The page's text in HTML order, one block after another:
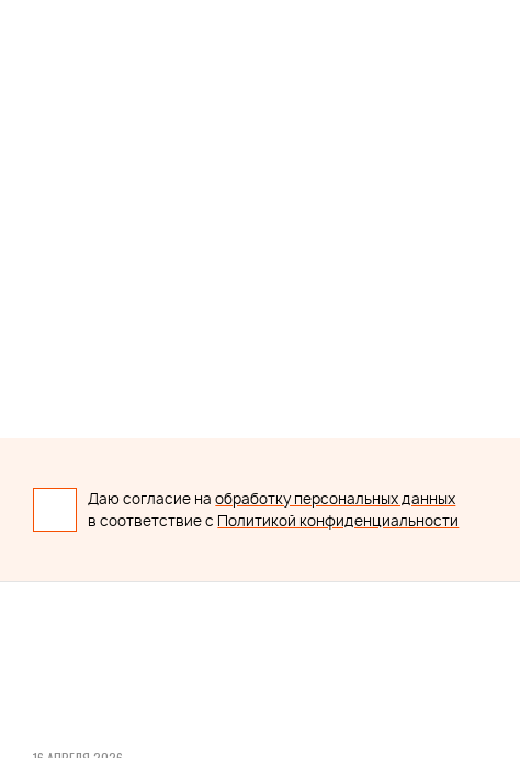
Даю согласие наобработку персональных данных
в соответствие с Политикой конфиденциальности